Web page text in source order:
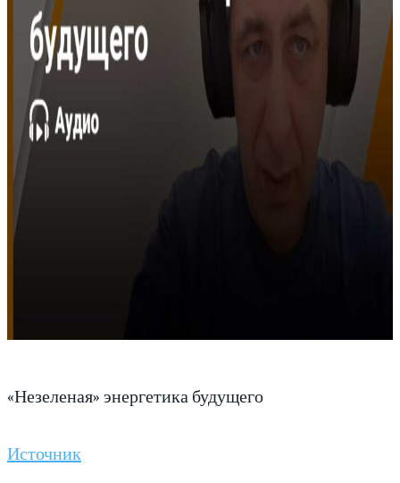
«Незеленая» энергетика будущего
Источник